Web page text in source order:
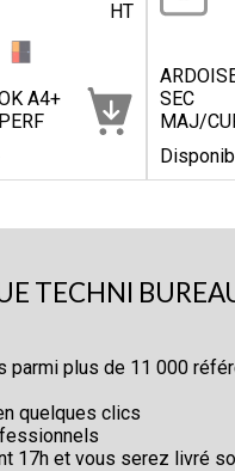
HT
A4+
SEC
MAJ/
TECHNI
plus de 11 000
quelques clics
17h et vous serez livré